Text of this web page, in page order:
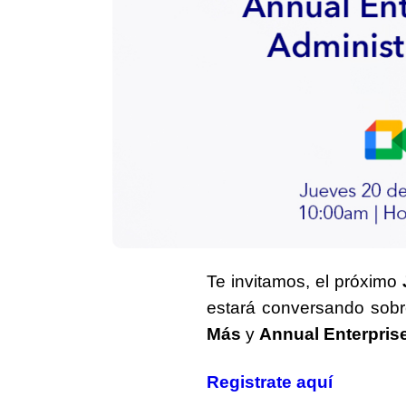
Te invitamos, el próximo
estará conversando
Más y Annual
Registrate aquí